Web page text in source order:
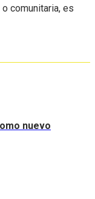
comunitaria, es
nuevo